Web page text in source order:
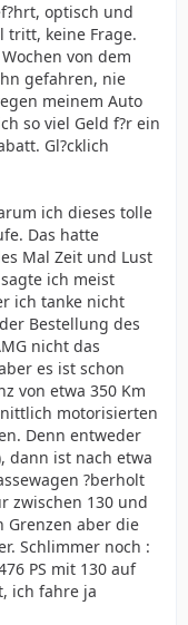
optisch und
tritt, keine Frage.
von dem
gefahren, nie
meinem Auto
so viel Geld f?r ein
Gl?cklich
ich dieses tolle
Das hatte
Mal Zeit und Lust
ich meist
ich tanke nicht
Bestellung des
nicht das
es ist schon
von etwa 350 Km
motorisierten
Denn entweder
dann ist nach etwa
?berholt
zwischen 130 und
Grenzen aber die
Schlimmer noch :
PS mit 130 auf
ich fahre ja